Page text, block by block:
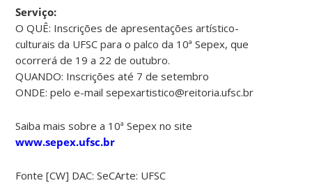
Serviço:
O QUÊ: Inscrições de apresentações artístico-
culturais da UFSC para o palco da 10ª Sepex, que
ocorrerá de 19 a 22 de outubro.
QUANDO: Inscrições até 7 de setembro
ONDE: pelo e-mail sepexartistico@reitoria.ufsc.br
Saiba mais sobre a 10ª Sepex no site
www.sepex.ufsc.br
Fonte [CW] DAC: SeCArte: UFSC